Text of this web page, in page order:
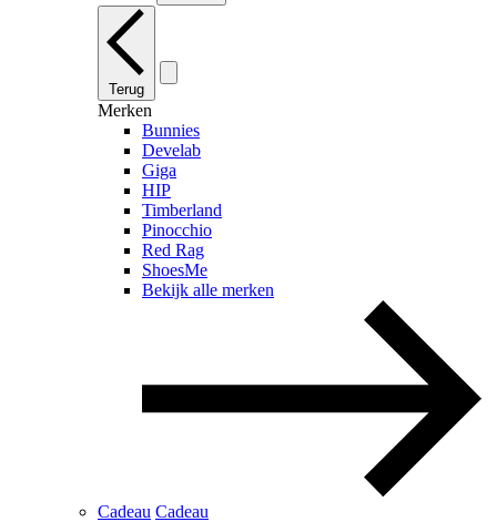
Terug
Merken
Bunnies
Develab
Giga
HIP
Timberland
Pinocchio
Red Rag
ShoesMe
Bekijk alle merken
Cadeau Cadeau